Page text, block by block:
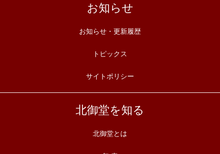
お知らせ
お知らせ・更新履歴
トピックス
サイトポリシー
北御堂を知る
北御堂とは